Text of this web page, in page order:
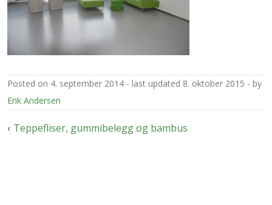
posted on 4. september 2014 last updated 8. oktober 2015
by
Erik Andersen
Innleggsnavigasjon
Teppefliser, gummibelegg og bambus